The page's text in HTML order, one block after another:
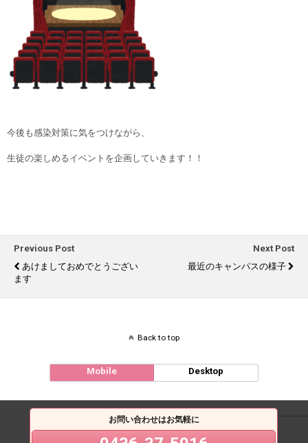
今後も感染対策に気をつけながら、
生徒の楽しめるイベントを企画していきます！！
Previous Post
あけましておめでとうござい
ます
Next Post
最近のキャンパスの様子
Back to top
Mobile Desktop
お問い合わせはお気軽に